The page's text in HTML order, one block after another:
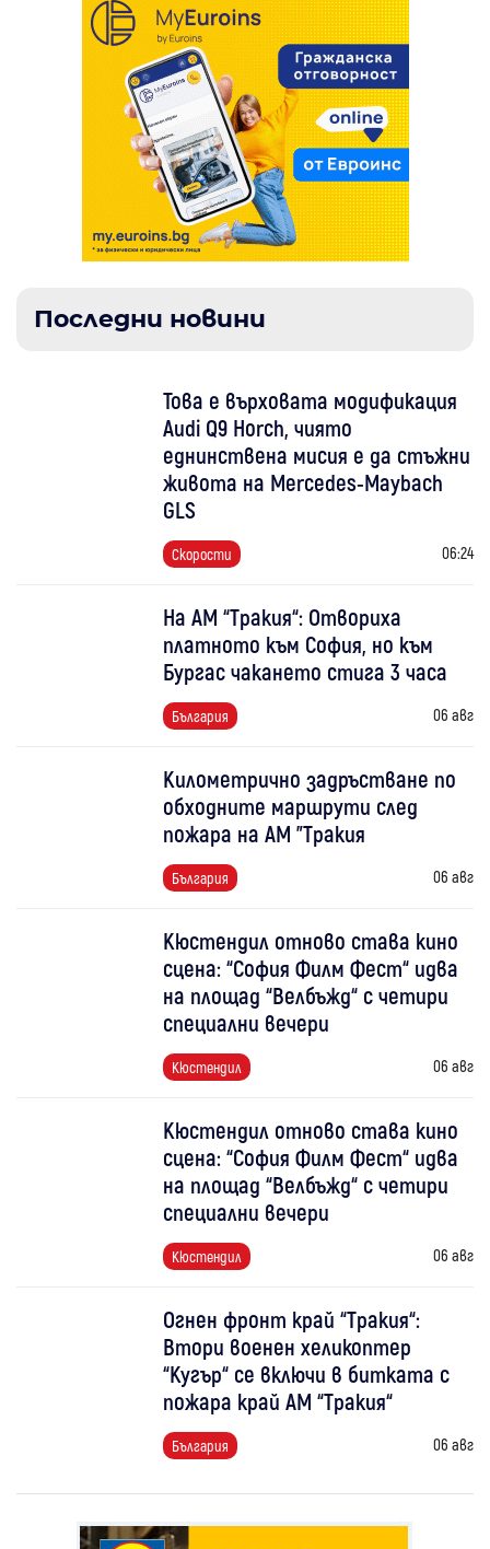
Последни новини
Това е върховата модификация
Audi Q9 Horch, чиято
еднинствена мисия е да стъжни
живота на Mercedes-Maybach
GLS
Скорости 06:24
На АМ “Тракия“: Отвориха
платното към София, но към
Бургас чакането стига 3 часа
България 06 авг
Километрично задръстване по
обходните маршрути след
пожара на АМ "Тракия
България 06 авг
Кюстендил отново става кино
сцена: “София Филм Фест“ идва
на площад “Велбъжд“ с четири
специални вечери
Кюстендил 06 авг
Кюстендил отново става кино
сцена: “София Филм Фест“ идва
на площад “Велбъжд“ с четири
специални вечери
Кюстендил 06 авг
Огнен фронт край “Тракия“:
Втори военен хеликоптер
“Кугър“ се включи в битката с
пожара край АМ “Тракия“
България 06 авг